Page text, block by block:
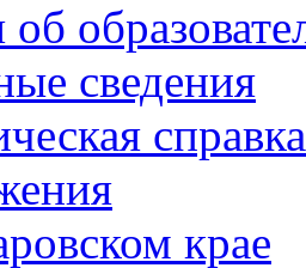
сведения
справка
крае